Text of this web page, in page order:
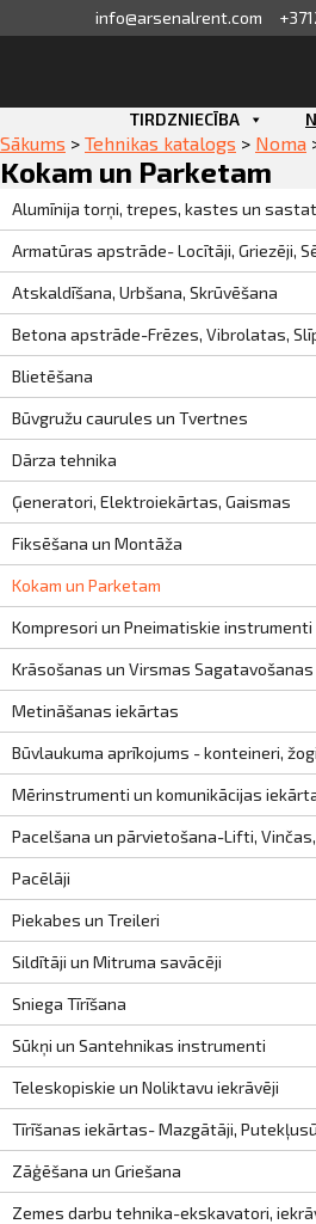
info@arsenalrent.com
informācija
pavadzīmes
saraksts
piedāvājumi
daļu pasūtīšana
to
content
TIRDZNIECĪBA
Sākums > Tehnikas katalogs > Noma
Kokam un Parketam
Alumīnija torņi, trepes, kastes un
Armatūras apstrāde- Locītāji, Griezēji,
Atskaldīšana, Urbšana, Skrūvēšana
Betona apstrāde-Frēzes, Vibrolatas,
Blietēšana
Būvgružu caurules un Tvertnes
Dārza tehnika
Ģeneratori, Elektroiekārtas, Gaismas
Fiksēšana un Montāža
Kokam un Parketam
Kompresori un Pneimatiskie instrumenti
Krāsošanas un Virsmas
Metināšanas iekārtas
Būvlaukuma aprīkojums - konteineri,
Mērinstrumenti un komunikācijas
Pacelšana un pārvietošana-Lifti,
Pacēlāji
Piekabes un Treileri
Sildītāji un Mitruma savācēji
Sniega Tīrīšana
Sūkņi un Santehnikas instrumenti
Teleskopiskie un Noliktavu iekrāvēji
Tīrīšanas iekārtas- Mazgātāji,
Zāģēšana un Griešana
Zemes darbu tehnika-ekskavatori,